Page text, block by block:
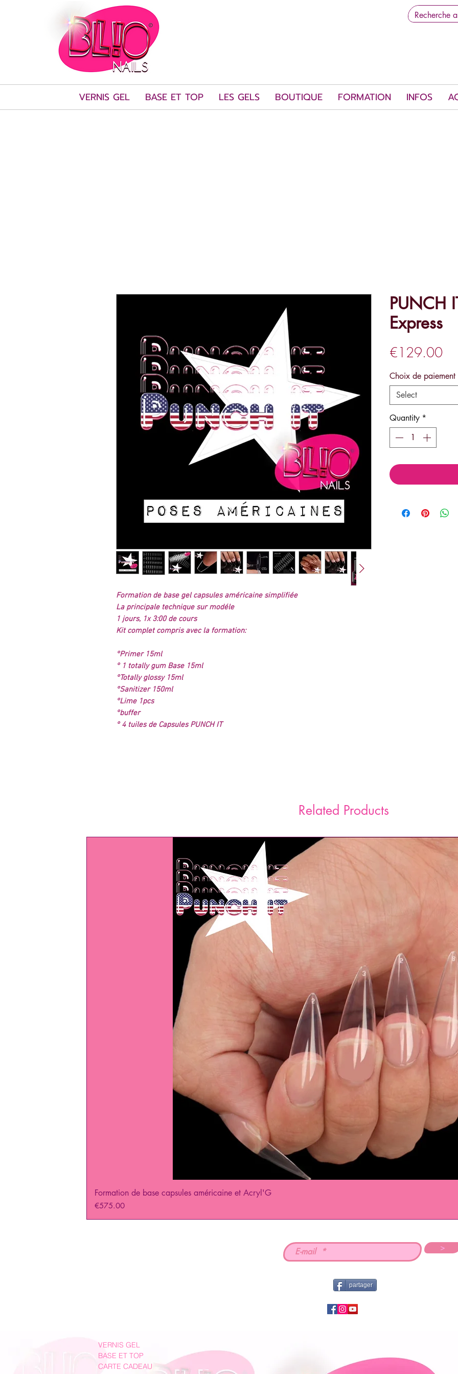
Formation de base gel capsules américaine simplifiée
La principale technique sur modéle
1 jours, 1x 3:00 de cours
Kit complet compris avec la formation:
°Primer 15ml
° 1 totally gum Base 15ml
°Totally glossy 15ml
°Sanitizer 150ml
°Lime 1pcs
°buffer
° 4 tuiles de Capsules PUNCH IT
PUNCH
Express
€129.00Price
Choix de paiement
Select
Quantity *
VERNIS GEL BASE ET TOP LES GELS BOUTIQUE FORMATION INFOS
Related Products
Formation de base capsules américaine et Acryl'G
Price
€575.00
>
partager
VERNIS GEL
BASE ET TOP
CARTE CADEAU